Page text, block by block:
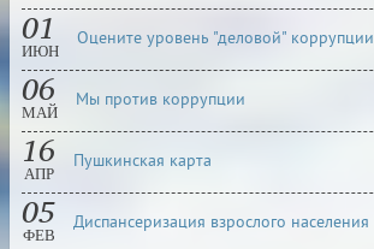
01
ИЮН Оцените уровень "деловой" коррупции
06
МАЙ Мы против коррупции
16
АПР Пушкинская карта
05
ФЕВ Диспансеризация взрослого населения